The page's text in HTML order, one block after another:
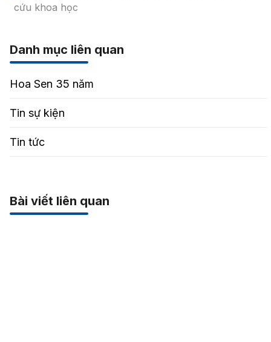
cứu khoa học
Danh mục liên quan
Hoa Sen 35 năm
Tin sự kiện
Tin tức
Bài viết liên quan